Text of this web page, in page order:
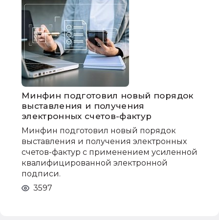
Минфин подготовил новый порядок
выставления и получения
электронных счетов-фактур
Минфин подготовил новый порядок
выставления и получения электронных
счетов-фактур с применением усиленной
квалифицированной электронной
подписи.
3597